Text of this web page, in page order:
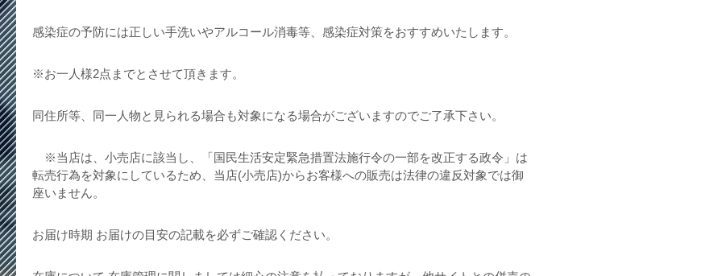
感染症の予防には正しい手洗いやアルコール消毒等、感染症対策をおすすめいたします。
※お一人様2点までとさせて頂きます。
同住所等、同一人物と見られる場合も対象になる場合がございますのでご了承下さい。
※当店は、小売店に該当し、「国民生活安定緊急措置法施行令の一部を改正する政令」は
転売行為を対象にしているため、当店(小売店)からお客様への販売は法律の違反対象では御
座いません。
お届け時期 お届けの目安の記載を必ずご確認ください。